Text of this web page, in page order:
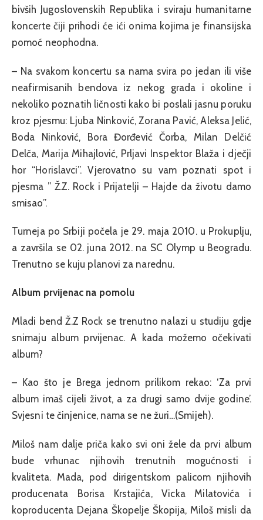
bivših Jugoslovenskih Republika i sviraju humanitarne
koncerte čiji prihodi će ići onima kojima je finansijska
pomoć neophodna.
– Na svakom koncertu sa nama svira po jedan ili više
neafirmisanih bendova iz nekog grada i okoline i
nekoliko poznatih ličnosti kako bi poslali jasnu poruku
kroz pjesmu: Ljuba Ninković, Zorana Pavić, Aleksa Jelić,
Boda Ninković, Bora Đorđević Čorba, Milan Delčić
Delča, Marija Mihajlović, Prljavi Inspektor Blaža i dječji
hor “Horislavci”. Vjerovatno su vam poznati spot i
pjesma ” Ž.Z. Rock i Prijatelji – Hajde da životu damo
smisao”.
Turneja po Srbiji počela je 29. maja 2010. u Prokuplju,
a završila se 02. juna 2012. na SC Olymp u Beogradu.
Trenutno se kuju planovi za narednu.
Album prvijenac na pomolu
Mladi bend Ž.Z Rock se trenutno nalazi u studiju gdje
snimaju album prvijenac. A kada možemo očekivati
album?
– Kao što je Brega jednom prilikom rekao: ‘Za prvi
album imaš cijeli život, a za drugi samo dvije godine’.
Svjesni te činjenice, nama se ne žuri…(Smijeh).
Miloš nam dalje priča kako svi oni žele da prvi album
bude vrhunac njihovih trenutnih mogućnosti i
kvaliteta. Mada, pod dirigentskom palicom njihovih
producenata Borisa Krstajića, Vicka Milatovića i
koproducenta Dejana Škopelje Škopija, Miloš misli da